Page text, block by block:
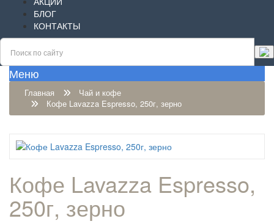
БЛОГ
КОНТАКТЫ
Меню
Главная
Чай и кофе
Кофе Lavazza Espresso, 250г, зерно
Кофе Lavazza Espresso,
250г, зерно